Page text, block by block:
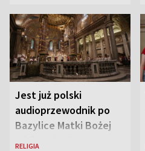
Jest już polski
audioprzewodnik po
Bazylice Matki Bożej
Większej w Rzymie
RELIGIA